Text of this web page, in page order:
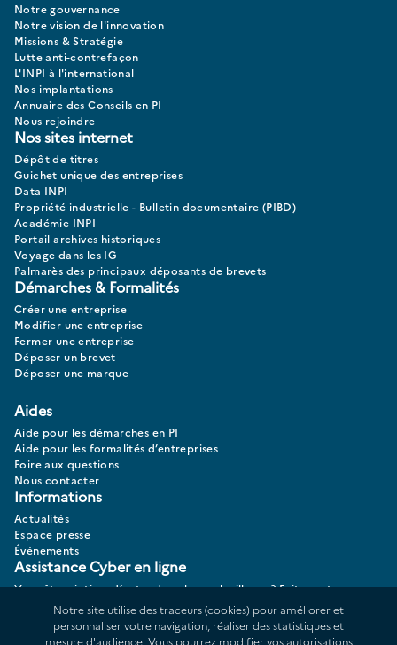
Notre gouvernance
Notre vision de l'innovation
Missions & Stratégie
Lutte anti-contrefaçon
L'INPI à l'international
Nos implantations
Annuaire des Conseils en PI
Nous rejoindre
Nos sites internet
Dépôt de titres
Guichet unique des entreprises
Data INPI
Propriété industrielle - Bulletin documentaire (PIBD)
Académie INPI
Portail archives historiques
Voyage dans les IG
Palmarès des principaux déposants de brevets
Démarches & Formalités
Créer une entreprise
Modifier une entreprise
Fermer une entreprise
Déposer un brevet
Déposer une marque
Aides
Aide pour les démarches en PI
Aide pour les formalités d’entreprises
Foire aux questions
Nous contacter
Informations
Actualités
Espace presse
Événements
Assistance Cyber en ligne
Vous êtes victime d’actes de cybermalveillance? Faites votre
Notre site utilise des traceurs (cookies) pour améliorer et
personnaliser votre navigation, réaliser des statistiques et
mesure d'audience. Vous pourrez modifier vos autorisations